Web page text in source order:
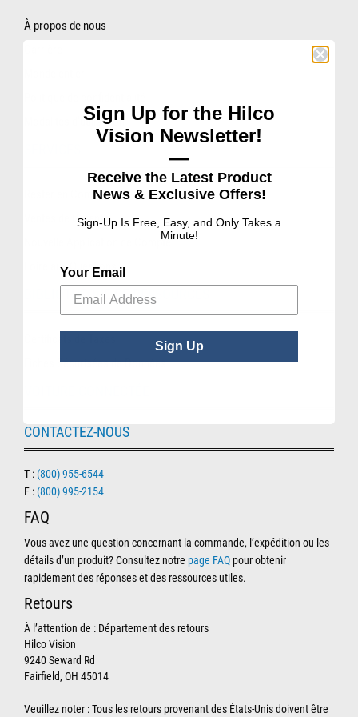
Accessoires
Pharmaceutiques
Produits
Personalisés
À propos de nous
Modalités d’utilisation
Rester en Contact
Ventes de Garantie
Nouvelle Application de Compte
Foire aux Questions
BIBLIOTHÈQUE DE RESSOURCES
Fiches Sécurisées de Données
CONTACTEZ-NOUS
T : (800) 955-6544
F : (800) 995-2154
FAQ
Vous avez une question concernant la commande, l’expédition ou les
détails d’un produit? Consultez notre page FAQ pour obtenir
rapidement des réponses et des ressources utiles.
Retours
À l’attention de : Département des retours
Hilco Vision
9240 Seward Rd
Fairfield, OH 45014
Veuillez noter : Tous les retours provenant des États-Unis doivent être
Sign Up for the Hilco
Vision Newsletter!
—
Receive the Latest Product
News & Exclusive Offers!
Sign-Up Is Free, Easy, and Only Takes a
Minute!
Your Email
Sign Up